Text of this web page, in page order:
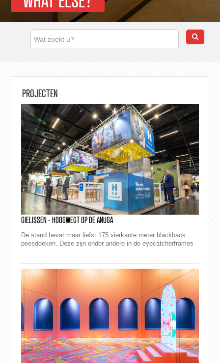
PROJECTEN
GIELISSEN - HOOGWEGT OP DE ANUGA
De stand bevat maar liefst 175 vierkante meter blackback
peesdoeken. Deze zijn onder andere in de eyecatcherframes